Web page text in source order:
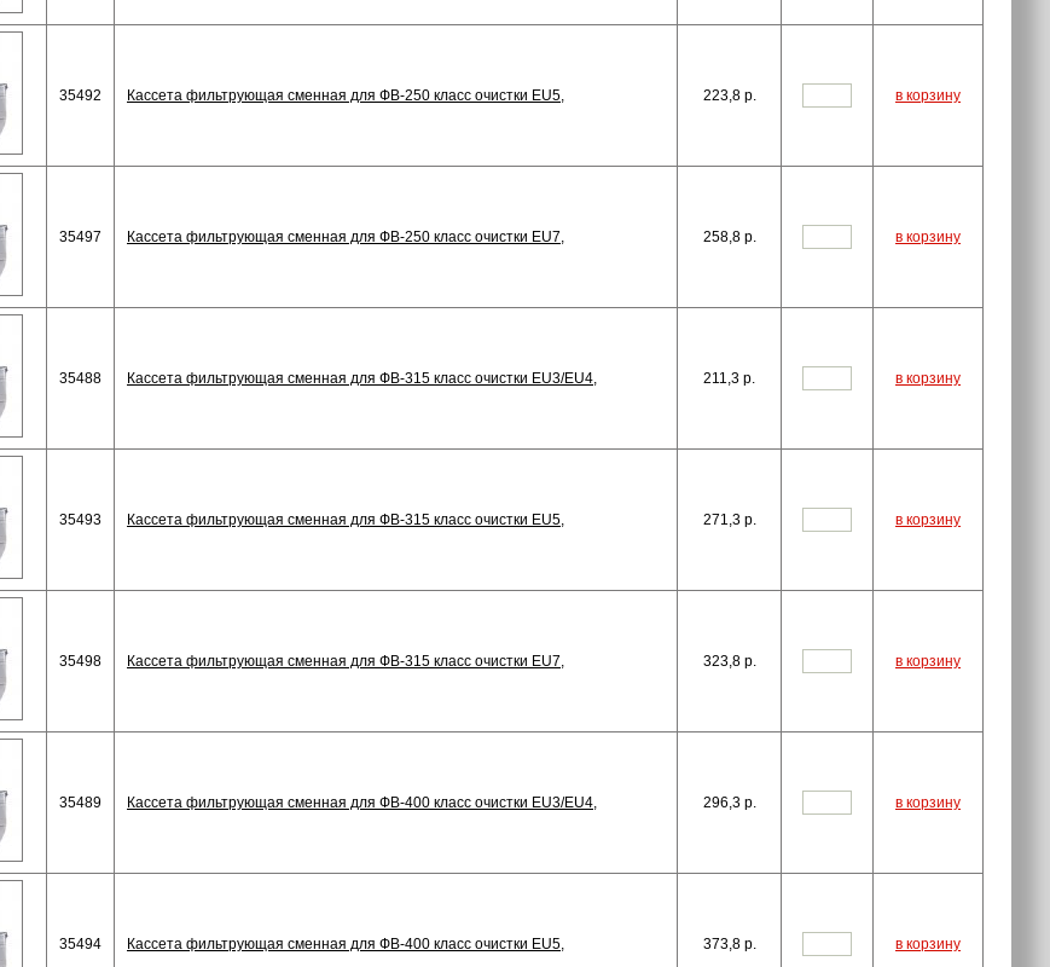
35492 Кассета фильтрующая сменная для ФВ-250 класс очистки EU5, 223,8p. в корзину
35497 Кассета фильтрующая сменная для ФВ-250 класс очистки EU7, 258,8p. в корзину
35488 Кассета фильтрующая сменная для ФВ-315 класс очистки EU3/EU4, 211,3 p. в корзину
35493 Кассета фильтрующая сменная для ФВ-315 класс очистки EU5, 271,3p. в корзину
35498 Кассета фильтрующая сменная для ФВ-315 класс очистки EU7, 323,8p. в корзину
35489 Кассета фильтрующая сменная для ФВ-400 класс очистки EU3/EU4, 296,3p. в корзину
35494 Кассета фильтрующая сменная для ФВ-400 класс очистки EU5, 373,8p. в корзину